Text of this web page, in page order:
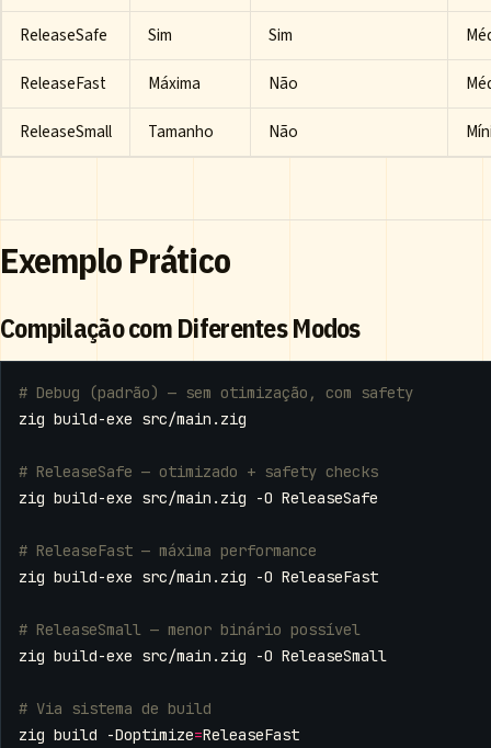
ReleaseSafe
Sim Sim
ReleaseFast
Máxima Não
ReleaseSmall
Tamanho Não
Exemplo Prático
Compilação com Diferentes Modos
# Debug (padrão) — sem otimização, com safety
# ReleaseSafe — otimizado + safety checks
# ReleaseFast — máxima performance
# ReleaseSmall — menor binário possível
# Via sistema de build
zig build -Doptimize=